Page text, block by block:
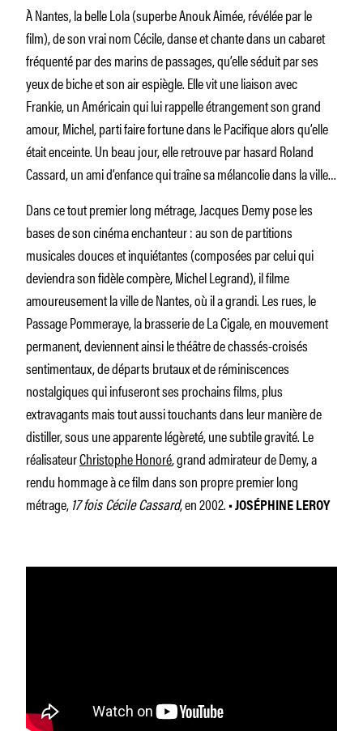
À Nantes, la belle Lola (superbe Anouk Aimée, révélée par le
film), de son vrai nom Cécile, danse et chante dans un cabaret
fréquenté par des marins de passages, qu’elle séduit par ses
yeux de biche et son air espiègle. Elle vit une liaison avec
Frankie, un Américain qui lui rappelle étrangement son grand
amour, Michel, parti faire fortune dans le Pacifique alors qu’elle
était enceinte. Un beau jour, elle retrouve par hasard Roland
Cassard, un ami d’enfance qui traîne sa mélancolie dans la ville…
Dans ce tout premier long métrage, Jacques Demy pose les
bases de son cinéma enchanteur : au son de partitions
musicales douces et inquiétantes (composées par celui qui
deviendra son fidèle compère, Michel Legrand), il filme
amoureusement la ville de Nantes, où il a grandi. Les rues, le
Passage Pommeraye, la brasserie de La Cigale, en mouvement
permanent, deviennent ainsi le théâtre de chassés-croisés
sentimentaux, de départs brutaux et de réminiscences
nostalgiques qui infuseront ses prochains films, plus
extravagants mais tout aussi touchants dans leur manière de
distiller, sous une apparente légèreté, une subtile gravité. Le
réalisateurChristophe Honoré, grand admirateur de Demy, a
rendu hommage à ce film dans son propre premier long
métrage,17 fois Cécile Cassard, en 2002. • JOSÉPHINE LEROY